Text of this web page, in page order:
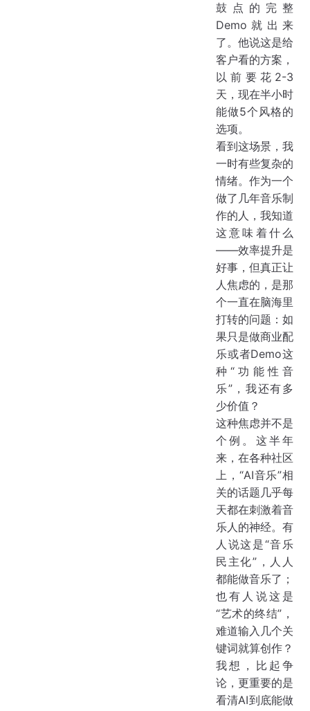
鼓点的完整
Demo就出来
了。他说这是给
客户看的方案，
以前要花2-3
天，现在半小时
能做5个风格的
选项。
看到这场景，我
一时有些复杂的
情绪。作为一个
做了几年音乐制
作的人，我知道
这意味着什么
——效率提升是
好事，但真正让
人焦虑的，是那
个一直在脑海里
打转的问题：如
果只是做商业配
乐或者Demo这
种“功能性音
乐”，我还有多
少价值？
这种焦虑并不是
个例。这半年
来，在各种社区
上，“AI音乐”相
关的话题几乎每
天都在刺激着音
乐人的神经。有
人说这是“音乐
民主化”，人人
都能做音乐了；
也有人说这是
“艺术的终结”，
难道输入几个关
键词就算创作？
我想，比起争
论，更重要的是
看清AI到底能做